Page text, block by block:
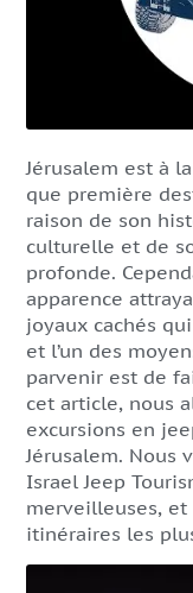
Jérusalem est à
que première
raison de son
culturelle et de
profonde.
apparence
joyaux cachés
et l’un des
parvenir est de
cet article, nous
excursions en
Jérusalem. Nous
Israel Jeep
merveilleuses,
itinéraires les